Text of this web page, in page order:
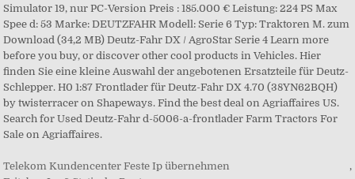
Simulator 19, nur PC-Version Preis : 185.000 € Leistung: 224 PS Max
Spee d: 53 Marke: DEUTZFAHR Modell: Serie 6 Typ: Traktoren M. zum
Download (34,2 MB) Deutz-Fahr DX / AgroStar Serie 4 Learn more
before you buy, or discover other cool products in Vehicles. Hier
finden Sie eine kleine Auswahl der angebotenen Ersatzteile für Deutz-
Schlepper. H0 1:87 Frontlader für Deutz-Fahr DX 4.70 (38YN62BQH)
by twisterracer on Shapeways. Find the best deal on Agriaffaires US.
Search for Used Deutz-Fahr d-5006-a-frontlader Farm Tractors For
Sale on Agriaffaires.
Telekom Kundencenter Feste Ip übernehmen
,